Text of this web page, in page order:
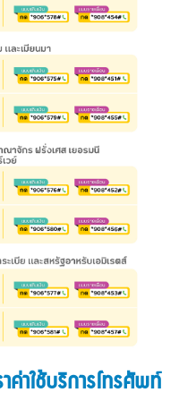
าใช้บริการโทรศัพท์